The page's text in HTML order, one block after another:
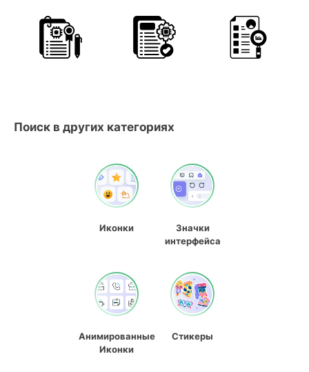
Поиск в других категориях
Иконки
Значки
интерфейса
Анимированные
Иконки
Стикеры